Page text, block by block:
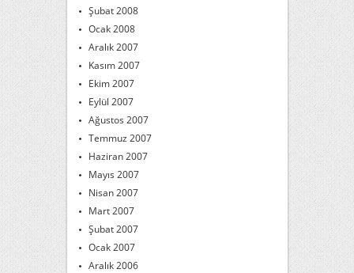
Şubat 2008
Ocak 2008
Aralık 2007
Kasım 2007
Ekim 2007
Eylül 2007
Ağustos 2007
Temmuz 2007
Haziran 2007
Mayıs 2007
Nisan 2007
Mart 2007
Şubat 2007
Ocak 2007
Aralık 2006